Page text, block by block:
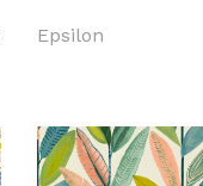
Epsilon